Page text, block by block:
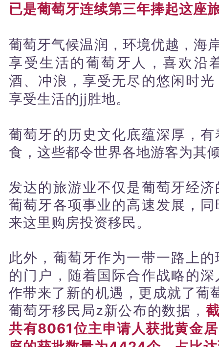
已是葡萄牙连续第三年捧起这座
葡萄牙气候温润，环境优越，海
享受生活的葡萄牙人，喜欢沿
酒、冲浪，享受无尽的悠闲时
享受生活的jj胜地。
葡萄牙的历史文化底蕴深厚，
食，这些都令世界各地游客为其
发达的旅游业不仅是葡萄牙经
葡萄牙各项事业的高速发展，
来这里购房投资移民。
此外，葡萄牙作为一带一路上
的门户，随着国际合作战略的
作带来了新的机遇，更成就了葡
葡萄牙移民局z新公布的数据，
共有8061位主申请人获批黄金